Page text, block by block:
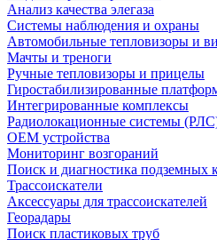
Анализ качества элегаза
Системы наблюдения и охраны
Автомобильные тепловизоры и
Мачты и треноги
Ручные тепловизоры и прицелы
Гиростабилизированные
Интегрированные комплексы
Радиолокационные системы
OEM устройства
Мониторинг возгораний
Поиск и диагностика подземных
Трассоискатели
Аксессуары для трассоискателей
Георадары
Поиск пластиковых труб